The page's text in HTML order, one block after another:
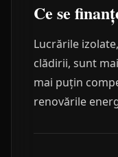
Ce se
Lucrările
clădirii, sunt
mai puțin
renovările